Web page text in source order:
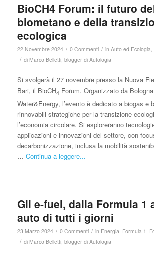
BioCH4 Forum: il futuro
biometano e della
ecologica
22 Novembre 2024 / 0 Commenti / in Auto ed Ecologia,
/ di Marco Belletti, blogger di Autologia
Si svolgerà il 27 novembre presso la Nuova
Bari, il BioCH4 Forum. Organizzato da
Water&Energy, l’evento è dedicato a biogas e
rinnovabili strategiche per la transizione
l’economia circolare. Si esploreranno
applicazioni e innovazioni del settore, con
decarbonizzazione, inclusa la mobilità
… Continua a leggere...
Gli e-fuel, dalla Formula 1
auto di tutti i giorni
23 Marzo 2024 / 0 Commenti / in Energia Formula 1
/ di Marco Belletti, blogger di Autologia